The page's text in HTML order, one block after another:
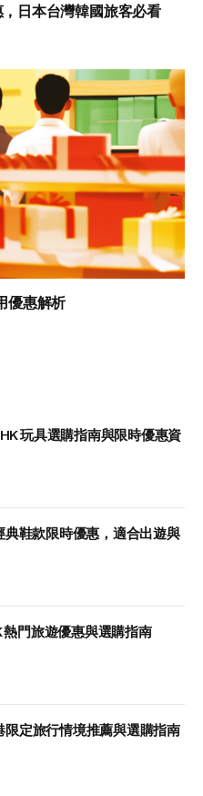
日本台灣韓國旅客必看
優惠解析
玩具選購指南與限時優惠資
典鞋款限時優惠，適合出遊與
門旅遊優惠與選購指南
限定旅行情境推薦與選購指南